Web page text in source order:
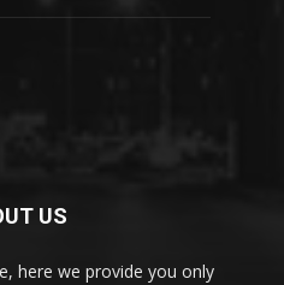
US
here we provide you only